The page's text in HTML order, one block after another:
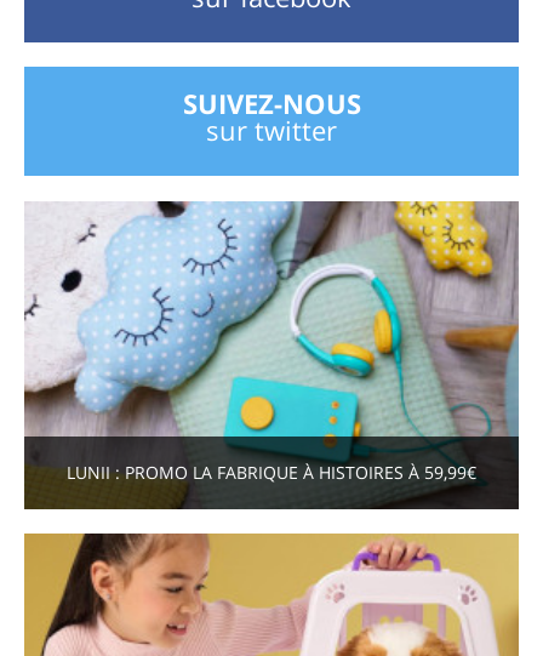
SUIVEZ-NOUS
sur twitter
LUNII : PROMO LA FABRIQUE À HISTOIRES À 59,99€